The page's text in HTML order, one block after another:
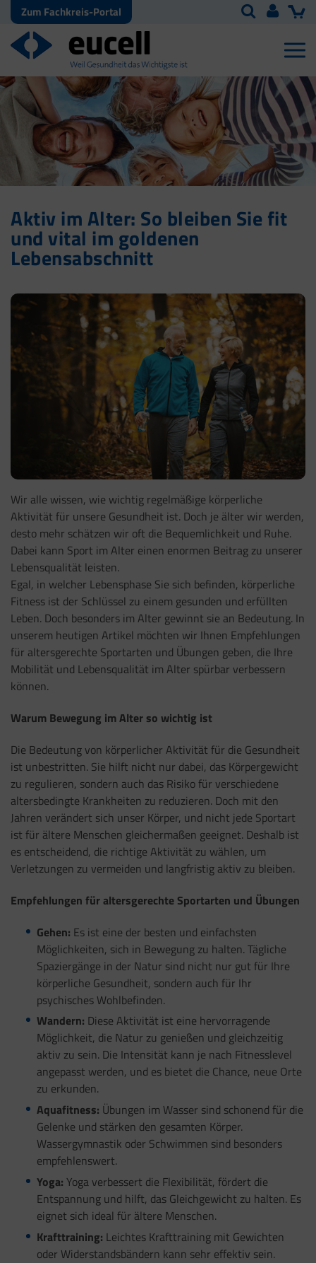
Zum Fachkreis-Portal
Aktiv im Alter: So bleiben Sie fit
und vital im goldenen
Lebensabschnitt
Wir alle wissen, wie wichtig regelmäßige körperliche
Aktivität für unsere Gesundheit ist. Doch je älter wir werden,
desto mehr schätzen wir oft die Bequemlichkeit und Ruhe.
Dabei kann Sport im Alter einen enormen Beitrag zu unserer
Lebensqualität leisten.
Egal, in welcher Lebensphase Sie sich befinden, körperliche
Fitness ist der Schlüssel zu einem gesunden und erfüllten
Leben. Doch besonders im Alter gewinnt sie an Bedeutung. In
unserem heutigen Artikel möchten wir Ihnen Empfehlungen
für altersgerechte Sportarten und Übungen geben, die Ihre
Mobilität und Lebensqualität im Alter spürbar verbessern
können.
Warum Bewegung im Alter so wichtig ist
Die Bedeutung von körperlicher Aktivität für die Gesundheit
ist unbestritten. Sie hilft nicht nur dabei, das Körpergewicht
zu regulieren, sondern auch das Risiko für verschiedene
altersbedingte Krankheiten zu reduzieren. Doch mit den
Jahren verändert sich unser Körper, und nicht jede Sportart
ist für ältere Menschen gleichermaßen geeignet. Deshalb ist
es entscheidend, die richtige Aktivität zu wählen, um
Verletzungen zu vermeiden und langfristig aktiv zu bleiben.
Empfehlungen für altersgerechte Sportarten und Übungen
Gehen: Es ist eine der besten und einfachsten
Möglichkeiten, sich in Bewegung zu halten. Tägliche
Spaziergänge in der Natur sind nicht nur gut für Ihre
körperliche Gesundheit, sondern auch für Ihr
psychisches Wohlbefinden.
Wandern: Diese Aktivität ist eine hervorragende
Möglichkeit, die Natur zu genießen und gleichzeitig
aktiv zu sein. Die Intensität kann je nach Fitnesslevel
angepasst werden, und es bietet die Chance, neue Orte
zu erkunden.
Aquafitness: Übungen im Wasser sind schonend für die
Gelenke und stärken den gesamten Körper.
Wassergymnastik oder Schwimmen sind besonders
empfehlenswert.
Yoga: Yoga verbessert die Flexibilität, fördert die
Entspannung und hilft, das Gleichgewicht zu halten. Es
eignet sich ideal für ältere Menschen.
Krafttraining: Leichtes Krafttraining mit Gewichten
oder Widerstandsbändern kann sehr effektiv sein.